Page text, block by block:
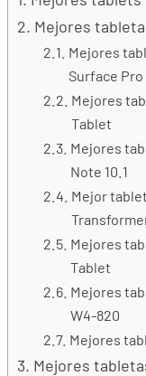
Mejores
Mejores
Surface
Mejores
Tablet
Mejores
Note 10.1
Mejor
Mejores
Tablet
Mejores
W4-820
Mejores
Mejores